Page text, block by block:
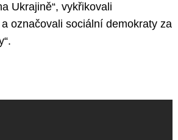
Ukrajině“, vykřikovali
označovali sociální demokraty za